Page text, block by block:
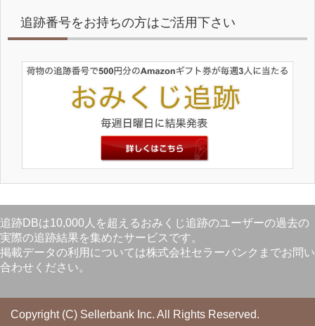
追跡番号をお持ちの方はご活用下さい
追跡DBは10,000人を超えるおみくじ追跡のユーザーの過去の
実際の追跡結果を集めたサービスです。
掲載データの利用については株式会社セラーバンクまでお問い
合わせください。
Copyright (C) Sellerbank Inc. All Rights Reserved.